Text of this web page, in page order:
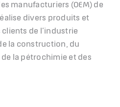
manufacturiers (OEM) de
divers produits et
de l’industrie
la construction, du
la pétrochimie et des